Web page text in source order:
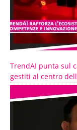
TrendAI punta sul
gestiti al centro